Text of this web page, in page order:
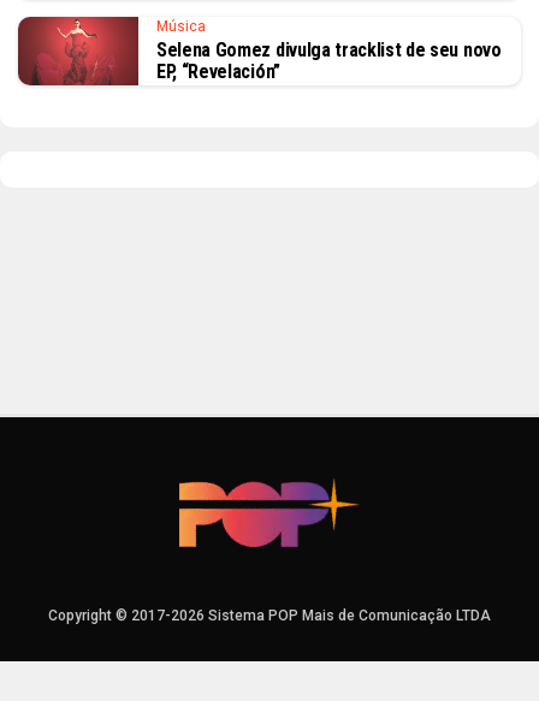
Música
Selena Gomez divulga tracklist de seu novo
EP, “Revelación”
Copyright © 2017-2026 Sistema POP Mais de Comunicação LTDA